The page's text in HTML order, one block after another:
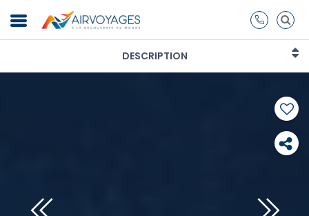
DESCRIPTION